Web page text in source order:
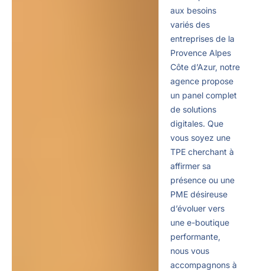
aux besoins
variés des
entreprises de la
Provence Alpes
Côte d’Azur, notre
agence propose
un panel complet
de solutions
digitales. Que
vous soyez une
TPE cherchant à
affirmer sa
présence ou une
PME désireuse
d’évoluer vers
une e-boutique
performante,
nous vous
accompagnons à